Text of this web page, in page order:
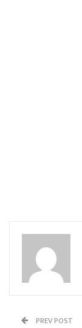
PREV POST